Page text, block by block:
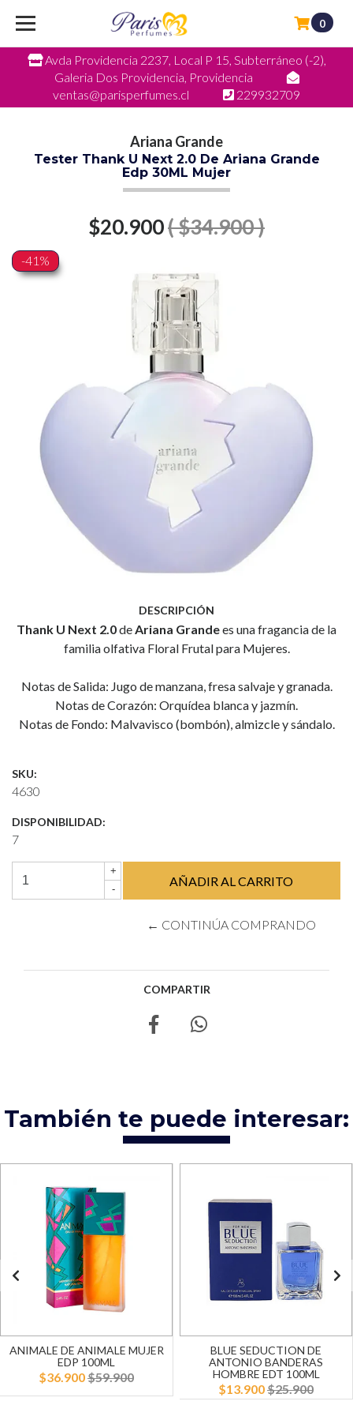
Avda Providencia 2237, Local P 15, Subterráneo (-2),
Galeria Dos Providencia, Providencia
ventas@parisperfumes.cl
229932709
0
Ariana Grande
Tester Thank U Next 2.0 De Ariana Grande
Edp 30ML Mujer
$20.900( $34.900 )
-41%
DESCRIPCIÓN
Thank U Next 2.0deAriana Grandees una fragancia de la
familia olfativa Floral Frutal para Mujeres.
Notas de Salida: Jugo de manzana, fresa salvaje y granada.
Notas de Corazón: Orquídea blanca y jazmín.
Notas de Fondo: Malvavisco (bombón), almizcle y sándalo.
SKU:
4630
DISPONIBILIDAD:
7
+
-
← CONTINÚA COMPRANDO
COMPARTIR
También te puede interesar:
ANIMALE DE ANIMALE MUJER
EDP 100ML
$36.900$59.900
BLUE SEDUCTION DE
ANTONIO BANDERAS
HOMBRE EDT 100ML
$13.900$25.900